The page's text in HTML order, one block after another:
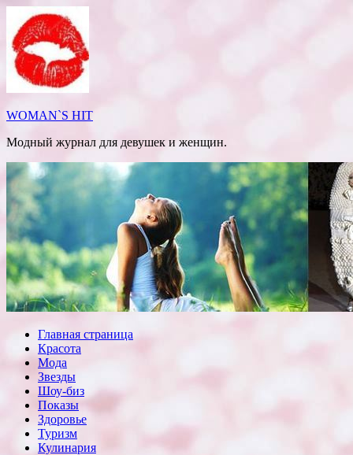
Перейти
содержимому
WOMAN`S HIT
Модный журнал для девушек и женщин.
Главная страница
Красота
Мода
Звезды
Шоу-биз
Показы
Здоровье
Туризм
Кулинария